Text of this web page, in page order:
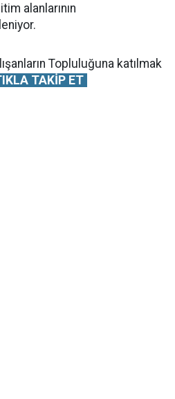
alanlarının
Topluluğuna katılmak
TAKİP ET